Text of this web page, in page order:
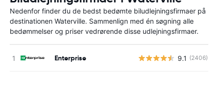
Nedenfor finder du de bedst bedømte biludlejningsfirmaer på
destinationen Waterville. Sammenlign med én søgning alle
bedømmelser og priser vedrørende disse udlejningsfirmaer.
Enterprise 9.1 (2406)